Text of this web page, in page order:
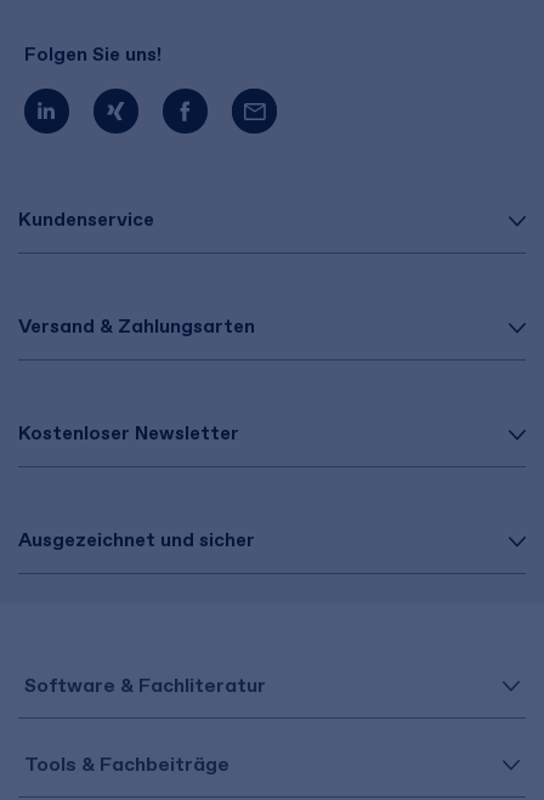
Kundenservice
Versand & Zahlungsarten
Kostenloser Newsletter
Ausgezeichnet und sicher
Folgen Sie uns!
Software & Fachliteratur
Tools & Fachbeiträge